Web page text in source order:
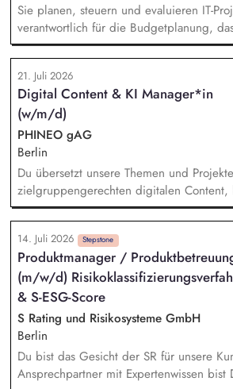
Sie planen, steuern und evaluieren IT-
verantwortlich für die Budgetplanung,
die Ressourcenverteilung, Sie steuern das
Wissensmanagement und begleiten die
fortlaufende Verwaltung unserer Cloud-
mit der Systemadministration zusammen
verantwortlich für die Kommunikation mit
Dienstleistern, Sie tragen die
des First-Level-Supports für das GFF-Team.
21. Juli 2026
Digital Content & KI Manager*in
(w/m/d)
PHINEO gAG
Berlin
Du übersetzt unsere Themen und
zielgruppengerechten digitalen Content,
systematisches Performance-Tracking
Seiten und Mailings im Blick und berätst
strategische*r Sparringspartner*in für
Plattformfragen und den Einsatz von KI.
technische und operative Betreuung
Webseiten-Landschaft und verantwortest
Weiterentwicklung von HubSpot.
14. Juli 2026 Stepstone
Produktmanager /
(m/w/d)
& S-ESG-Score
S Rating und Risikosysteme GmbH
Berlin
Du bist das Gesicht der SR für unsere
Ansprechpartner mit Expertenwissen